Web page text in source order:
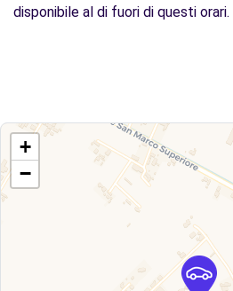
disponibile al di fuori di questi orari.
+
−